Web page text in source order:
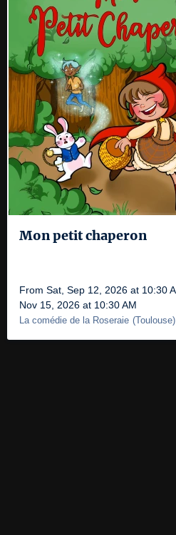
Mon petit chaperon
From Sat, Sep 12, 2026 at 10:30
Nov 15, 2026 at 10:30 AM
La comédie de la Roseraie (Toulouse)